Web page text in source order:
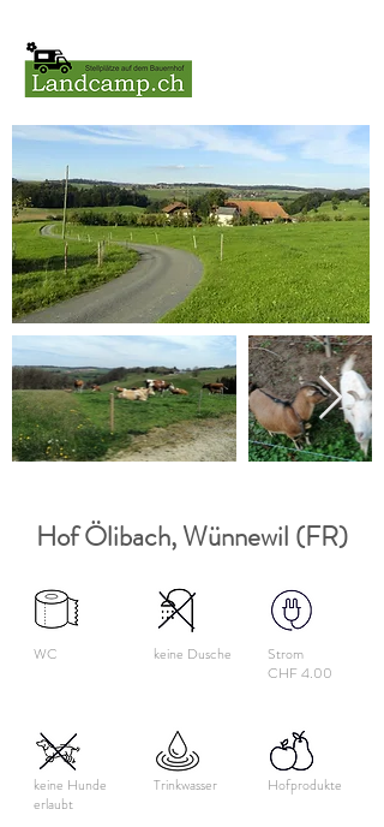
Hof Ölibach, Wünnewil (FR)
WC
keine Hunde
erlaubt
Strom
keine Dusche
CHF 4.00
Trinkwasser Hofprodukte